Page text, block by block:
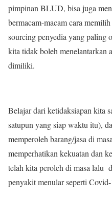
pimpinan BLUD, bisa juga
bermacam-macam cara
sourcing penyedia yang
kita tidak boleh menelantarkan
dimiliki.
Belajar dari ketidaksiapan kita
satupun yang siap waktu itu),
memperoleh barang/jasa di
memperhatikan kekuatan dan
telah kita peroleh di masa lalu
penyakit menular seperti